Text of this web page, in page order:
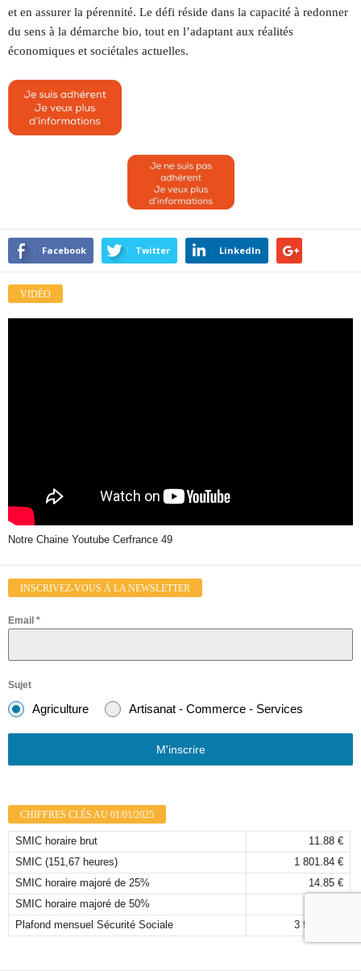
et en assurer la pérennité. Le défi réside dans la capacité à redonner
du sens à la démarche bio, tout en l’adaptant aux réalités
économiques et sociétales actuelles.
Facebook Twitter LinkedIn
VIDÉO
Notre Chaine Youtube Cerfrance 49
INSCRIVEZ-VOUS À LA NEWSLETTER
Email *
Sujet
Agriculture Artisanat - Commerce - Services
M'inscrire
CHIFFRES CLÉS AU 01/01/2025
SMIC horaire brut
11.88 €
SMIC (151,67 heures)
1 801.84 €
SMIC horaire majoré de 25%
14.85 €
SMIC horaire majoré de 50%
Plafond mensuel Sécurité Sociale
3 925,00 €